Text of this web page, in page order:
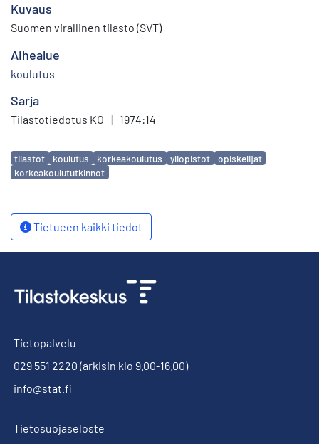
Kuvaus
Suomen virallinen tilasto (SVT)
Aihealue
koulutus
Sarja
Tilastotiedotus KO | 1974:14
Avainsanat
tilastot koulutus korkeakoulutus yliopistot
opiskelijat
korkeakoulututkinnot
Tietueen kaikki tiedot
Tietopalvelu
029 551 2220 (arkisin klo 9.00-16.00)
info@stat.fi
Tietosuojaseloste